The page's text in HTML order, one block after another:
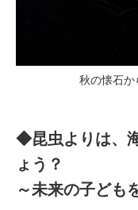
秋の懐石
◆昆虫よりは、
ょう？
～未来の子ども